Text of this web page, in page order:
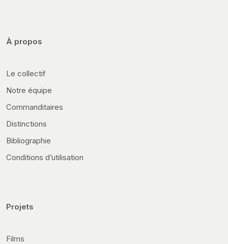
À propos
Le collectif
Notre équipe
Commanditaires
Distinctions
Bibliographie
Conditions d’utilisation
Projets
Films